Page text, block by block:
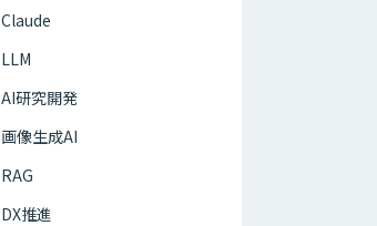
Claude
LLM
AI研究開発
画像生成AI
RAG
DX推進